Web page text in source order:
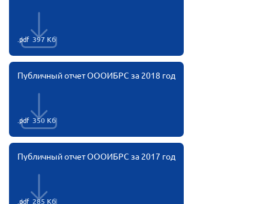
Пятый съезд
Шестой съезд
ОФ «Фонд содействия больным рассеянным
Новости: Казахстан
Нормативно-правовые документы
Методическая литература для НКО
Публичные отчеты
Всероссийская онлайн конференция
.pdf 397 Кб
Публичный отчет ОООИБРС за 2018 год
.pdf 350 Кб
Публичный отчет ОООИБРС за 2017 год
.pdf 285 Кб